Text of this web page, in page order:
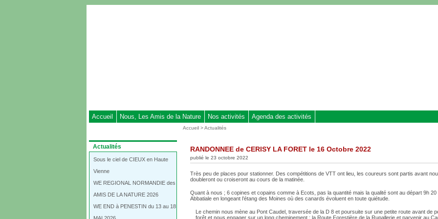
Accueil Nous, Les Amis de la Nature Nos activités Agenda des activités
Dans
la
rubrique
Actualités
Sous le ciel de CIEUX en Haute
Vienne
WE REGIONAL NORMANDIE des
AMIS DE LA NATURE 2026
WE END à PENESTIN du 13 au 18
Vous
Accueil >Actualités
RANDONNEE de CERISY LA FORET le 16 Octobre 2022
publié le 23 octobre 2022
Très peu de places pour stationner. Des compétitions de VTT ont lieu, les coureurs sont partis avant
doubleront ou croiseront au cours de la matinée.
Quant à nous ; 6 copines et copains comme à Ecots, pas la quantité mais la qualité sont au départ 9h 20
Abbatiale en longeant l’étang des Moines où des canards évoluent en toute quiétude.
Le chemin nous mène au Pont Caudel, traversée de la D 8 et poursuite sur une petite route avant de
forêt et nous engager sur un long cheminement : la Route Forestière de la Rupallerie et parvenir au